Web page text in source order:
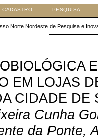
CADASTRO PESQUISA
Norte Nordeste de Pesquisa e
EM LOJAS
CIDADE DE
Cunha
da Ponte,